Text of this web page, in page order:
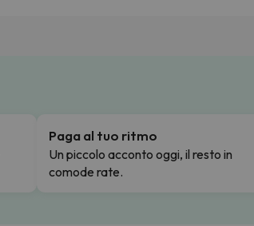
Paga al tuo ritmo
Un piccolo acconto oggi, il resto in
comode rate.